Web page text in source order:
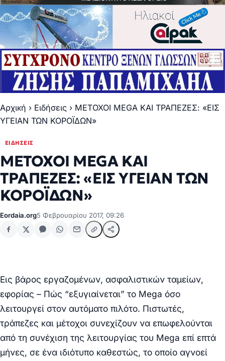
Αρχική › Ειδήσεις › ΜΕΤΟΧΟΙ MEGA ΚΑΙ ΤΡΑΠΕΖΕΣ: «ΕΙΣ
ΥΓΕΙΑΝ ΤΩΝ ΚΟΡΟΪΔΩΝ»
ΕΙΔΉΣΕΙΣ
ΜΕΤΟΧΟΙ MEGA ΚΑΙ
ΤΡΑΠΕΖΕΣ: «ΕΙΣ ΥΓΕΙΑΝ ΤΩΝ
ΚΟΡΟΪΔΩΝ»
Eordaia.org5 Φεβρουαρίου 2017, 09:26
Εις βάρος εργαζομένων, ασφαλιστικών ταμείων,
εφορίας – Πώς “εξυγιαίνεται” το Mega όσο
λειτουργεί στον αυτόματο πιλότο. Πιστωτές,
τράπεζες και μέτοχοι συνεχίζουν να επωφελούνται
από τη συνέχιση της λειτουργίας του Mega επί επτά
μήνες, σε ένα ιδιότυπο καθεστώς, το οποίο αγνοεί